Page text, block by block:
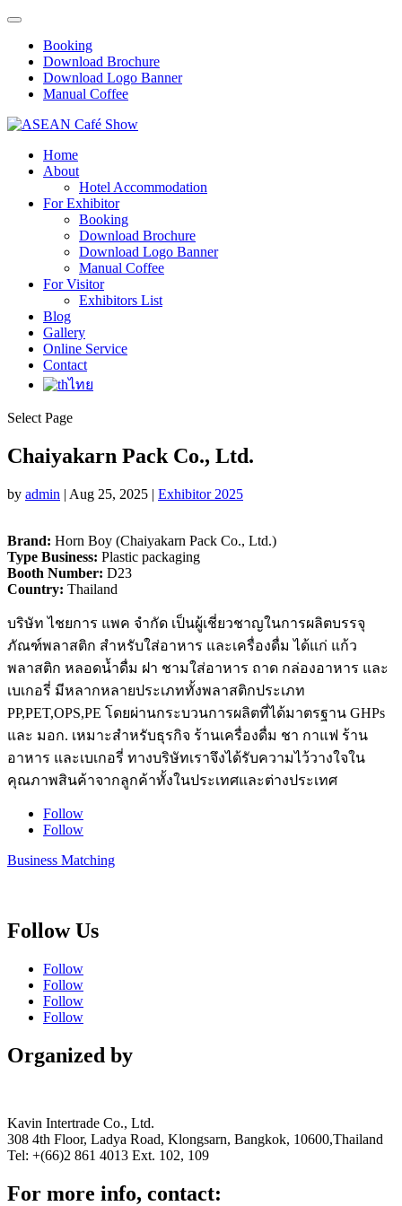
Booking
Download Brochure
Download Logo Banner
Manual Coffee
Home
About
Hotel Accommodation
For Exhibitor
Booking
Download Brochure
Download Logo Banner
Manual Coffee
For Visitor
Exhibitors List
Blog
Gallery
Online Service
Contact
ไทย
Select Page
Chaiyakarn Pack Co., Ltd.
by admin | Aug 25, 2025 | Exhibitor 2025
Brand: Horn Boy (Chaiyakarn Pack Co., Ltd.)
Type Business: Plastic packaging
Booth Number: D23
Country: Thailand
บริษัท ไชยการ แพค จำกัด เป็นผู้เชี่ยวชาญในการผลิตบรรจุ
ภัณฑ์พลาสติก สำหรับใส่อาหาร และเครื่องดื่ม ได้แก่ แก้ว
พลาสติก หลอดน้ำดื่ม ฝา ชามใส่อาหาร ถาด กล่องอาหาร และ
เบเกอรี่ มีหลากหลายประเภททั้งพลาสติกประเภท
PP,PET,OPS,PE โดยผ่านกระบวนการผลิตที่ได้มาตรฐาน GHPs
และ มอก. เหมาะสำหรับธุรกิจ ร้านเครื่องดื่ม ชา กาแฟ ร้าน
อาหาร และเบเกอรี่ ทางบริษัทเราจึงได้รับความไว้วางใจใน
คุณภาพสินค้าจากลูกค้าทั้งในประเทศและต่างประเทศ
Follow
Follow
Business Matching
Follow Us
Follow
Follow
Follow
Follow
Organized by
Kavin Intertrade Co., Ltd.
308 4th Floor, Ladya Road, Klongsarn, Bangkok, 10600,Thailand
Tel: +(66)2 861 4013 Ext. 102, 109
For more info, contact: